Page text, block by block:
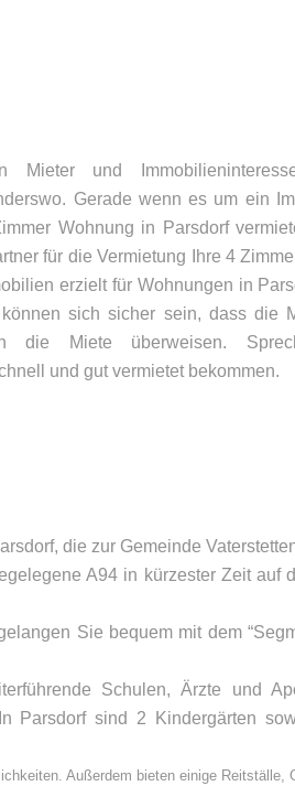
Mieter und
Gerade wenn es um ein
Wohnung in Parsdorf
für die Vermietung Ihre 4
erzielt für Wohnungen in
sich sicher sein, dass die
die Miete überweisen.
und gut vermietet bekommen.
die zur Gemeinde
A94 in kürzester Zeit auf
Sie bequem mit dem
Schulen, Ärzte und
Parsdorf sind 2 Kindergärten
Außerdem bieten einige Reitställe,
Telefon: